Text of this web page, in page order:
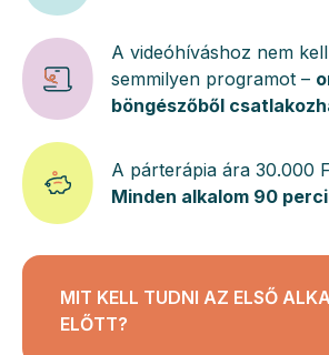
A videóhíváshoz nem
semmilyen programot –
böngészőből
A párterápia ára 30.000
Minden alkalom 90
MIT KELL TUDNI AZ ELSŐ
ELŐTT?